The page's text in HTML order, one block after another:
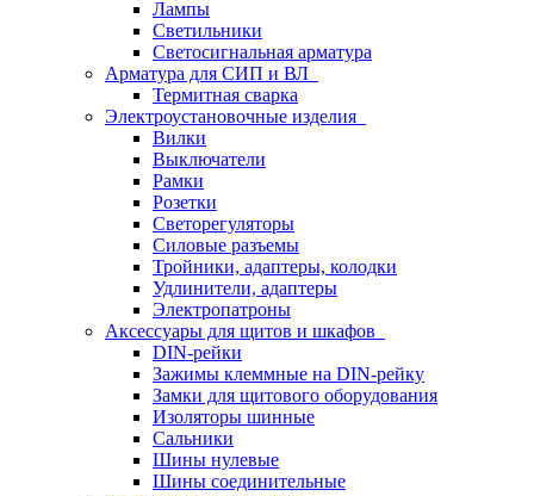
Лампы
Светильники
Светосигнальная арматура
Арматура для СИП и ВЛ
Термитная сварка
Электроустановочные изделия
Вилки
Выключатели
Рамки
Розетки
Светорегуляторы
Силовые разъемы
Тройники, адаптеры, колодки
Удлинители, адаптеры
Электропатроны
Аксессуары для щитов и шкафов
DIN-рейки
Зажимы клеммные на DIN-рейку
Замки для щитового оборудования
Изоляторы шинные
Сальники
Шины нулевые
Шины соединительные